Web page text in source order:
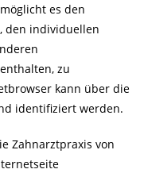
es den
den individuellen
zu
kann über die
identifiziert werden.
Zahnarztpraxis von